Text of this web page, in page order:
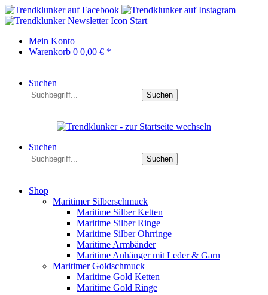
Start
Mein Konto
Warenkorb 0 0,00 € *
Suchen
Suchen
Suchen
Suchen
Shop
Maritimer Silberschmuck
Maritime Silber Ketten
Maritime Silber Ringe
Maritime Silber Ohrringe
Maritime Armbänder
Maritime Anhänger mit Leder & Garn
Maritimer Goldschmuck
Maritime Gold Ketten
Maritime Gold Ringe